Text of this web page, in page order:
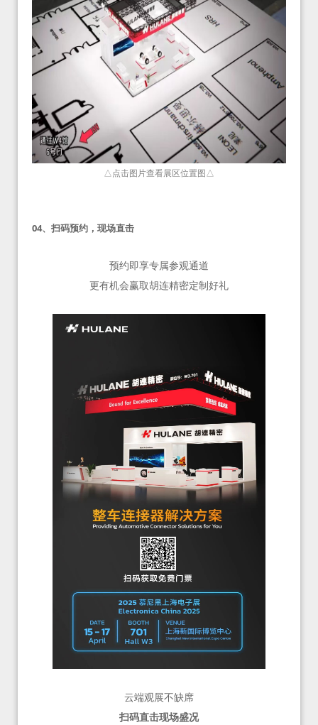
△点击图片查看展区位置图△
04、 扫码预约，现场直击
预约即享专属参观通道
更有机会赢取胡连精密定制好礼
云端观展不缺席
扫码直击现场盛况